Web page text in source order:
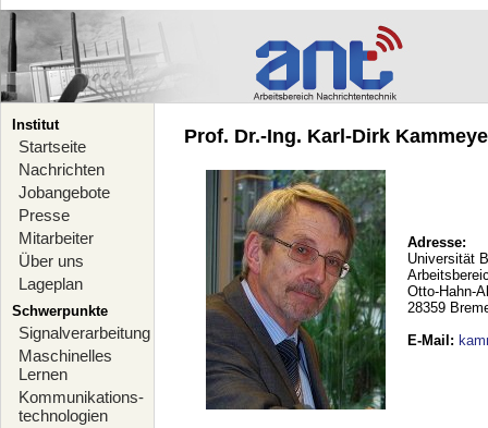
Institut
Startseite
Nachrichten
Jobangebote
Presse
Mitarbeiter
Über uns
Lageplan
Schwerpunkte
Signalverarbeitung
Maschinelles
Lernen
Kommunikations-
technologien
Prof. Dr.-Ing. Karl-Dirk
Adresse:
Universität
Otto-Hahn-
28359
E-Mail :